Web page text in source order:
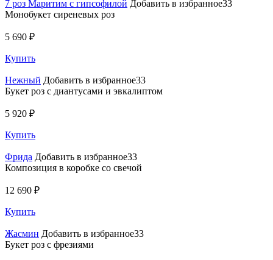
7 роз Маритим с гипсофилой Добавить в избранное33
Монобукет сиреневых роз
5 690 ₽
Купить
Нежный Добавить в избранное33
Букет роз с диантусами и эвкалиптом
5 920 ₽
Купить
Фрида Добавить в избранное33
Композиция в коробке со свечой
12 690 ₽
Купить
Жасмин Добавить в избранное33
Букет роз с фрезиями